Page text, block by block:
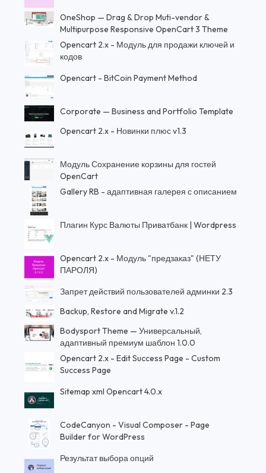
OneShop — Drag & Drop Muti-vendor &
Multipurpose Responsive OpenCart 3 Theme
Opencart 2.x - Модуль для продажи ключей и
кодов
Opencart - BitCoin Payment Method
Corporate — Business and Portfolio Template
Opencart 2.x - Новинки плюс v1.3
Модуль Сохранение корзины для гостей
OpenCart
Gallery RB - адаптивная галерея с описанием
Плагин Курс Валюты Приватбанк | Wordpress
Opencart 2.x - Модуль "предзаказ" (НЕТУ
ПАРОЛЯ)
Запрет действий пользователей админки 2.3
Backup, Restore and Migrate v.1.2
Bodysport Theme — Универсальный,
адаптивный премиум шаблон 1.0.0
Opencart 2.x - Edit Success Page - Custom
Success Page
Sitemap xml Opencart 4.0.x
CodeCanyon - Visual Composer - Page
Builder for WordPress
Результат выбора опций